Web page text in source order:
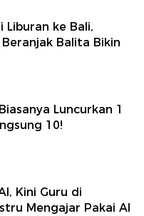
Liburan ke Bali,
Balita Bikin
Luncurkan 1
10!
Kini Guru di
Mengajar Pakai AI